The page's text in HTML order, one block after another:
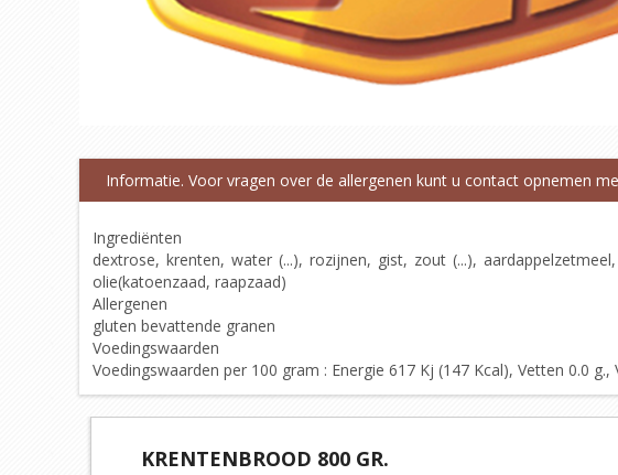
Informatie. Voor vragen over de allergenen kunt u contact opnemen
Ingrediënten
dextrose, krenten, water (...), rozijnen, gist, zout (...), aardappelzetmeel,
olie(katoenzaad, raapzaad)
Allergenen
gluten bevattende granen
Voedingswaarden
Voedingswaarden per 100 gram : Energie 617 Kj (147 Kcal), Vetten 0.0
KRENTENBROOD 800 GR.